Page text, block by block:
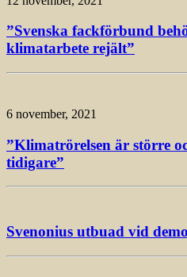
”Svenska fackförbund
klimatarbete rejält”
6 november, 2021
”Klimatrörelsen är större
tidigare”
Svenonius utbuad vid